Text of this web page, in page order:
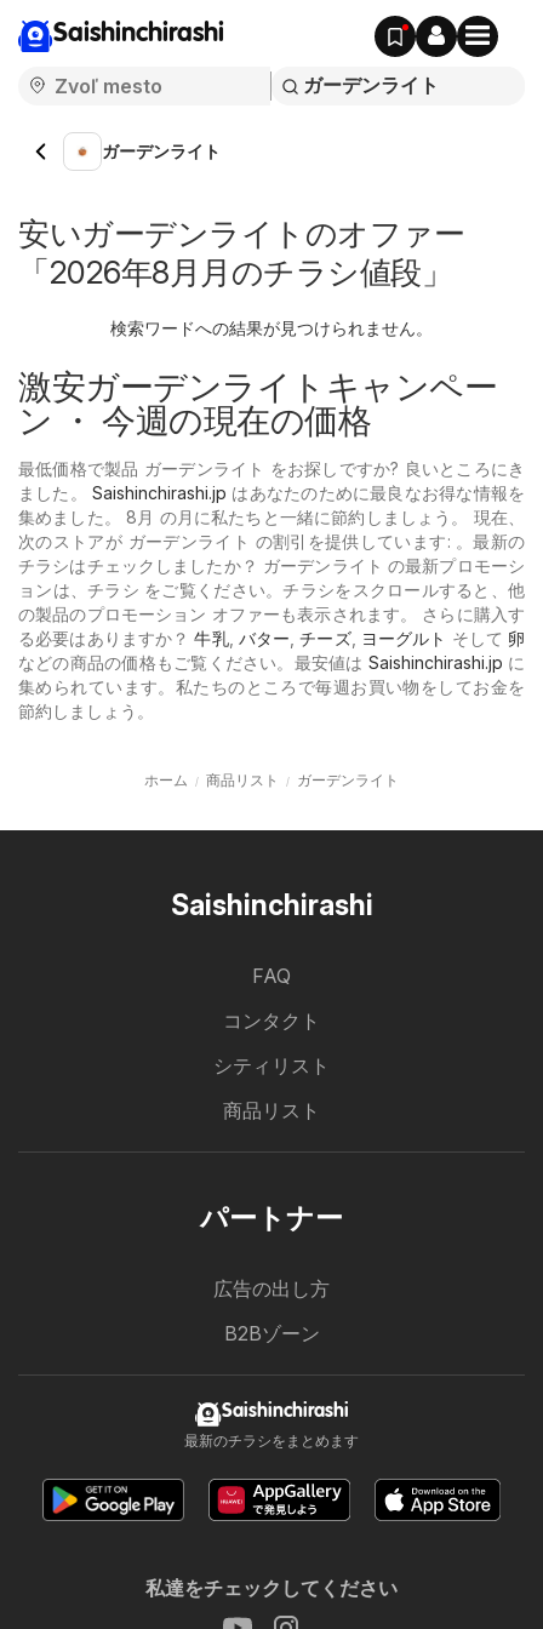
Saishinchirashi
ガーデンライト
安いガーデンライトのオファー
「2026年8月月のチラシ値段」
検索ワードへの結果が見つけられません。
激安ガーデンライトキャンペー
ン ・ 今週の現在の価格
最低価格で製品 ガーデンライト をお探しですか? 良いところにき
ました。Saishinchirashi.jp はあなたのために最良なお得な情報を
集めました。 8月 の月に私たちと一緒に節約しましょう。 現在、
次のストアが ガーデンライト の割引を提供しています: 。最新の
チラシはチェックしましたか？ ガーデンライト の最新プロモーシ
ョンは、チラシ をご覧ください。チラシをスクロールすると、他
の製品のプロモーション オファーも表示されます。 さらに購入す
る必要はありますか？牛乳, バター ,チーズ, ヨーグルト そして 卵
などの商品の価格もご覧ください。最安値は Saishinchirashi.jp に
集められています。私たちのところで毎週お買い物をしてお金を
節約しましょう。
ホーム 商品リスト ガーデンライト
Saishinchirashi
FAQ
コンタクト
シティリスト
商品リスト
パートナー
広告の出し方
B2Bゾーン
Saishinchirashi
最新のチラシをまとめます
私達をチェックしてください